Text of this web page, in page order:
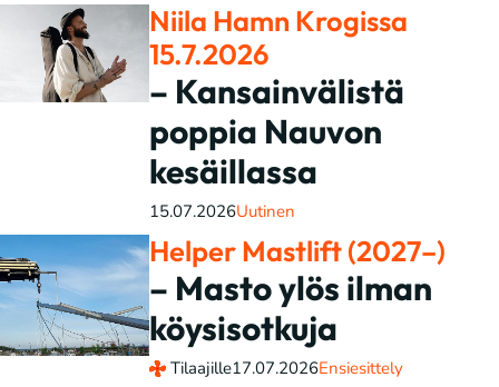
Niila Hamn Krogissa
15.7.2026
– Kansainvälistä
poppia Nauvon
kesäillassa
15.07.2026Uutinen
Helper Mastlift (2027–)
– Masto ylös ilman
köysisotkuja
Tilaajille17.07.2026Ensiesittely